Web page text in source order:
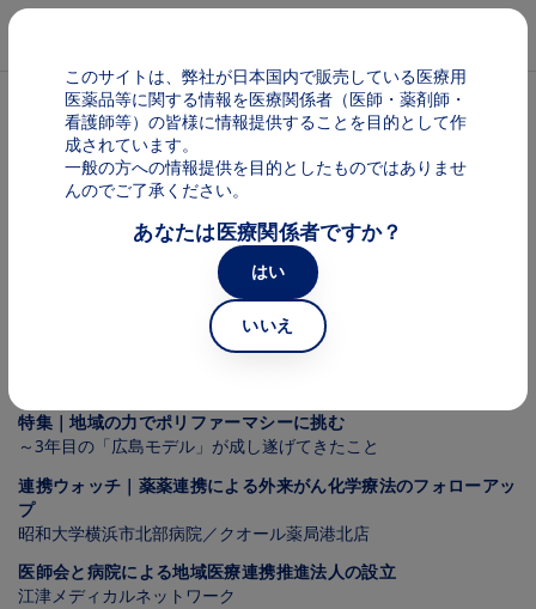
メインコンテンツに移動
パンくず
地域連携情報誌
地域連携情報誌 ＠ Region
特集｜地域の力でポリファーマシーに挑む
～3年目の「広島モデル」が成し遂げてきたこと
連携ウォッチ｜薬薬連携による外来がん化学療法のフォローアッ
プ
昭和大学横浜市北部病院／クオール薬局港北店
医師会と病院による地域医療連携推進法人の設立
江津メディカルネットワーク
このサイトは、弊社が日本国内で販売している医療用
医薬品等に関する情報を医療関係者（医師・薬剤師・
看護師等）の皆様に情報提供することを目的として作
成されています。
一般の方への情報提供を目的としたものではありませ
んのでご了承ください。
あなたは医療関係者ですか？
はい
いいえ